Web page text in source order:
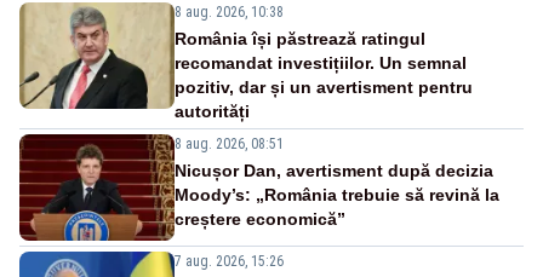
8 aug. 2026, 10:38
România își păstrează ratingul
recomandat investițiilor. Un semnal
pozitiv, dar și un avertisment pentru
autorități
8 aug. 2026, 08:51
Nicușor Dan, avertisment după decizia
Moody’s: „România trebuie să revină la
creștere economică”
7 aug. 2026, 15:26